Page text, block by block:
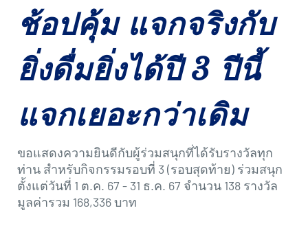
ช้อปคุ้ม แจกจริงกับ
ยิ่งดื่มยิ่งได้ปี 3 ปีนี้
แจกเยอะกว่าเดิม
ขอแสดงความยินดีกับผู้ร่วมสนุกที่ได้รับรางวัลทุก
ท่าน สำหรับกิจกรรมรอบที่ 3 (รอบสุดท้าย) ร่วมสนุก
ตั้งแต่วันที่ 1 ต.ค. 67 - 31 ธ.ค. 67 จำนวน 138 รางวัล
มูลค่ารวม 168,336 บาท